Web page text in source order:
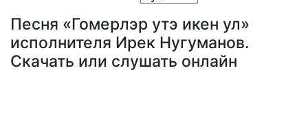
Песня «Гомерлэр утэ икен ул»
исполнителя Ирек Нугуманов.
Скачать или слушать онлайн